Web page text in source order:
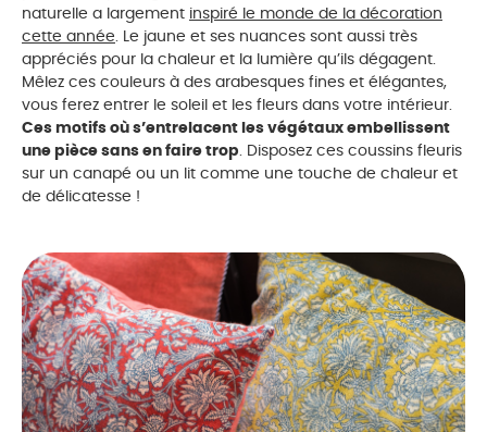
naturelle a largement inspiré le monde de la décoration
cette année . Le jaune et ses nuances sont aussi très
appréciés pour la chaleur et la lumière qu’ils dégagent.
Mêlez ces couleurs à des arabesques fines et élégantes,
vous ferez entrer le soleil et les fleurs dans votre intérieur.
Ces motifs où s’entrelacent les végétaux embellissent
une pièce sans en faire trop . Disposez ces coussins fleuris
sur un canapé ou un lit comme une touche de chaleur et
de délicatesse !